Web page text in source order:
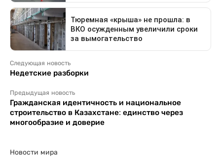
Следующая новость
Недетские разборки
Предыдущая новость
Гражданская идентичность и национальное
строительство в Казахстане: единство через
многообразие и доверие
Новости мира